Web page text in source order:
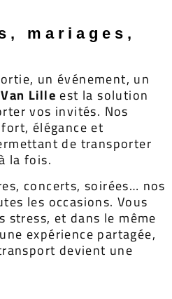
mariages,
un événement, un
Lilleest la solution
vos invités. Nos
élégance et
de transporter
la fois.
concerts, soirées… nos
les occasions. Vous
stress, et dans le même
expérience partagée,
devient une